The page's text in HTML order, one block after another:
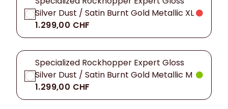
Silver Dust / Satin Burnt Gold Metallic XL
1.299,00 CHF
Specialized Rockhopper Expert Gloss
Silver Dust / Satin Burnt Gold Metallic M
1.299,00 CHF